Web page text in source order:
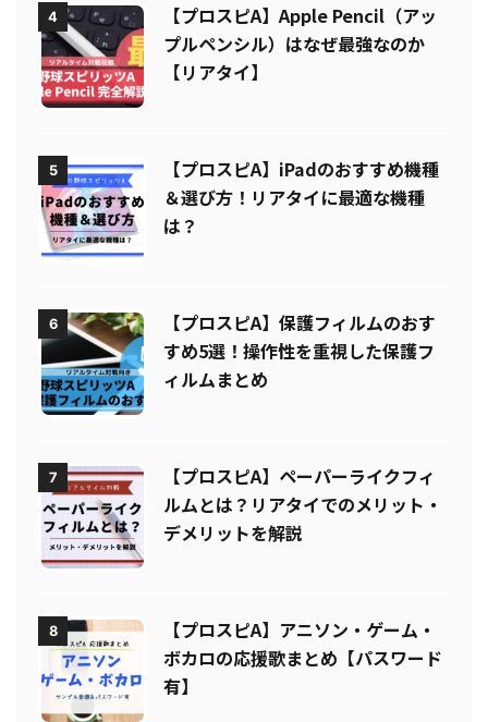
4
【プロスピA】Apple Pencil（アッ
プルペンシル）はなぜ最強なのか
【リアタイ】
5
【プロスピA】iPadのおすすめ機種
＆選び方！リアタイに最適な機種
は？
6
【プロスピA】保護フィルムのおす
すめ5選！操作性を重視した保護フ
ィルムまとめ
7
【プロスピA】ペーパーライクフィ
ルムとは？リアタイでのメリット・
デメリットを解説
8
【プロスピA】アニソン・ゲーム・
ボカロの応援歌まとめ【パスワード
有】